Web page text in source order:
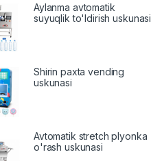
Aylanma avtomatik
suyuqlik to'ldirish uskunasi
Shirin paxta vending
uskunasi
Avtomatik stretch plyonka
o'rash uskunasi